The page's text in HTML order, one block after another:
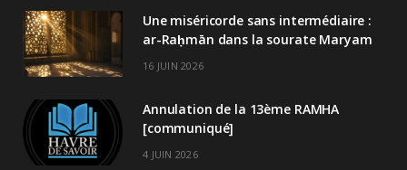
Une miséricorde sans intermédiaire :
ar-Raḥmān dans la sourate Maryam
16 JUIN 2026
Annulation de la 13ème RAMHA
[communiqué]
4 JUIN 2026